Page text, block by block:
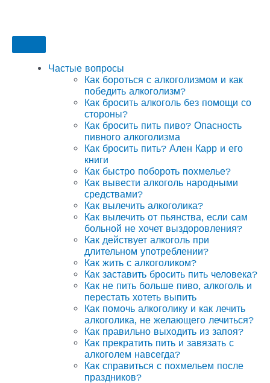
Частые вопросы
Как бороться с алкоголизмом и как
победить алкоголизм?
Как бросить алкоголь без помощи со
стороны?
Как бросить пить пиво? Опасность
пивного алкоголизма
Как бросить пить? Ален Карр и его
книги
Как быстро побороть похмелье?
Как вывести алкоголь народными
средствами?
Как вылечить алкоголика?
Как вылечить от пьянства, если сам
больной не хочет выздоровления?
Как действует алкоголь при
длительном употреблении?
Как жить с алкоголиком?
Как заставить бросить пить человека?
Как не пить больше пиво, алкоголь и
перестать хотеть выпить
Как помочь алкоголику и как лечить
алкоголика, не желающего лечиться?
Как правильно выходить из запоя?
Как прекратить пить и завязать с
алкоголем навсегда?
Как справиться с похмельем после
праздников?